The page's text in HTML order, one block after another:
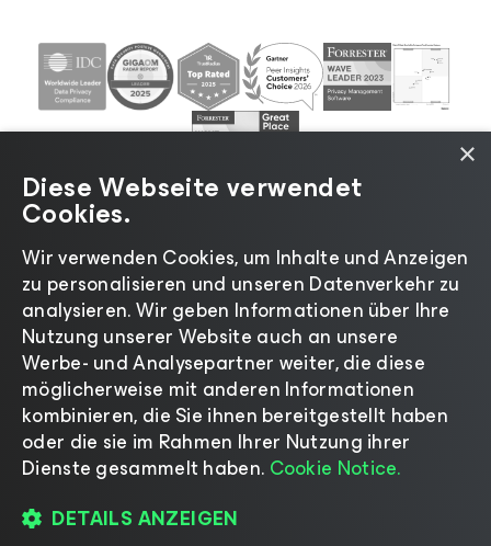
©2026 Veeam® Software |Datenschutzrichtlinie|
Cookies|Rechtliches |Lizenzierungsrichtlinie|
Lieferanten-Ressourcen| Impressum
Sprache ändern
×
Diese Webseite verwendet
Cookies.
Wir verwenden Cookies, um Inhalte und Anzeigen
zu personalisieren und unseren Datenverkehr zu
analysieren. Wir geben Informationen über Ihre
Nutzung unserer Website auch an unsere
Werbe- und Analysepartner weiter, die diese
möglicherweise mit anderen Informationen
kombinieren, die Sie ihnen bereitgestellt haben
oder die sie im Rahmen Ihrer Nutzung ihrer
Dienste gesammelt haben. Cookie Notice.
DETAILS ANZEIGEN